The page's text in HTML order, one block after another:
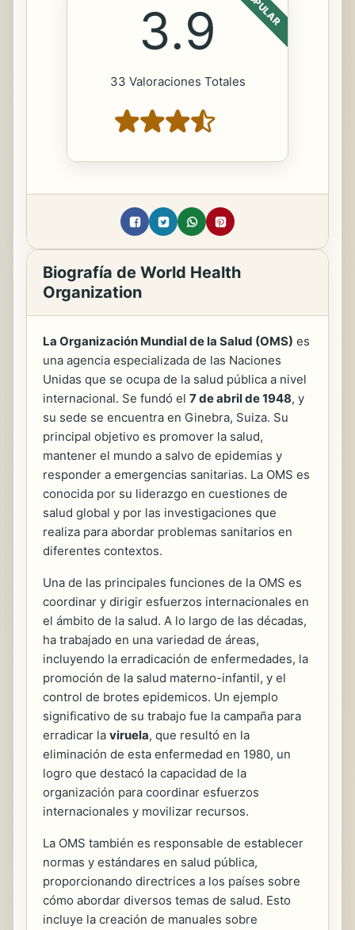
3.9
33 Valoraciones Totales
Biografía de World Health
Organization
La Organización Mundial de la Salud (OMS) es
una agencia especializada de las Naciones
Unidas que se ocupa de la salud pública a nivel
internacional. Se fundó el 7 de abril de 1948, y
su sede se encuentra en Ginebra, Suiza. Su
principal objetivo es promover la salud,
mantener el mundo a salvo de epidemias y
responder a emergencias sanitarias. La OMS es
conocida por su liderazgo en cuestiones de
salud global y por las investigaciones que
realiza para abordar problemas sanitarios en
diferentes contextos.
Una de las principales funciones de la OMS es
coordinar y dirigir esfuerzos internacionales en
el ámbito de la salud. A lo largo de las décadas,
ha trabajado en una variedad de áreas,
incluyendo la erradicación de enfermedades, la
promoción de la salud materno-infantil, y el
control de brotes epidemicos. Un ejemplo
significativo de su trabajo fue la campaña para
erradicar la viruela, que resultó en la
eliminación de esta enfermedad en 1980, un
logro que destacó la capacidad de la
organización para coordinar esfuerzos
internacionales y movilizar recursos.
La OMS también es responsable de establecer
normas y estándares en salud pública,
proporcionando directrices a los países sobre
cómo abordar diversos temas de salud. Esto
incluye la creación de manuales sobre